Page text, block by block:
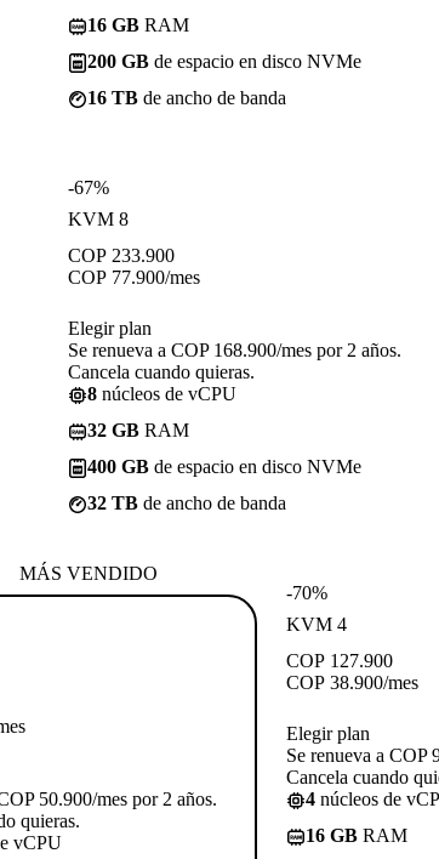
16 GB RAM
200 GB de espacio en disco NVMe
16 TB de ancho de banda
-67%
KVM 8
COP 233.900
COP 77.900/mes
Elegir plan
Se renueva a COP 168.900/mes por 2 años.
Cancela cuando quieras.
8 núcleos de vCPU
32 GB RAM
400 GB de espacio en disco NVMe
32 TB de ancho de banda
MÁS VENDIDO
50.900/mes por 2 años.
quieras.
vCPU
-70%
KVM 4
COP 127.900
COP 38.900/mes
Elegir plan
Se renueva a COP
Cancela cuando
4 núcleos de
16 GB RAM